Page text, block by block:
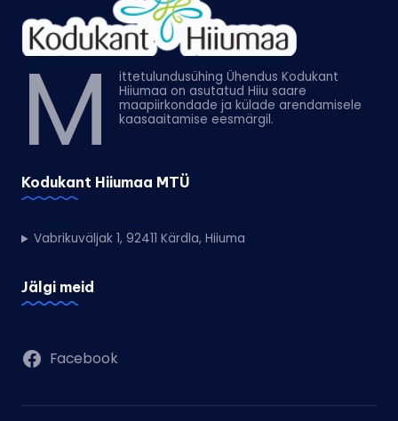
M
ittetulundusühing Ühendus Kodukant
Hiiumaa on asutatud Hiiu saare
maapiirkondade ja külade arendamisele
kaasaaitamise eesmärgil.
Kodukant Hiiumaa MTÜ
Vabrikuväljak 1, 92411 Kärdla, Hiiuma
Jälgi meid
Facebook